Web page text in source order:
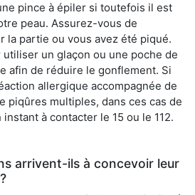
pince à épiler si toutefois il est
peau. Assurez-vous de
la partie ou vous avez été piqué.
un glaçon ou une poche de
afin de réduire le gonflement. Si
allergique accompagnée de
piqûres multiples, dans ces cas de
à contacter le 15 ou le 112.
arrivent-ils à concevoir leur